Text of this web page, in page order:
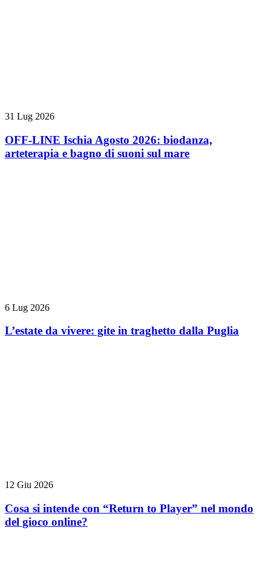
31 Lug 2026
OFF-LINE Ischia Agosto 2026: biodanza,
arteterapia e bagno di suoni sul mare
6 Lug 2026
L’estate da vivere: gite in traghetto dalla Puglia
12 Giu 2026
Cosa si intende con “Return to Player” nel mondo
del gioco online?